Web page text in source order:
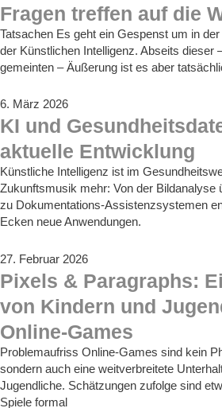
Fragen treffen auf die
Tatsachen Es geht ein Gespenst um in
der Künstlichen Intelligenz. Abseits dieser
gemeinten – Äußerung ist es aber
6. März 2026
KI und
aktuelle Entwicklung
Künstliche Intelligenz ist im
Zukunftsmusik mehr: Von der Bildanalyse
zu Dokumentations‑Assistenzsystemen
Ecken neue Anwendungen.
27. Februar 2026
Pixels & Paragraphs:
von Kindern und
Online-Games
Problemaufriss Online-Games sind kein
sondern auch eine weitverbreitete
Jugendliche. Schätzungen zufolge sind
Spiele formal